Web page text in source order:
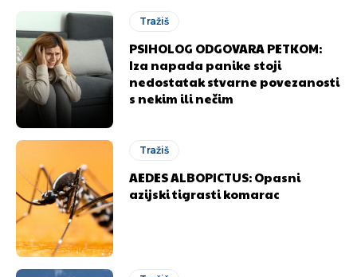
Tražiš
PSIHOLOG ODGOVARA PETKOM:
Iza napada panike stoji
nedostatak stvarne povezanosti
s nekim ili nečim
Tražiš
AEDES ALBOPICTUS: Opasni
azijski tigrasti komarac